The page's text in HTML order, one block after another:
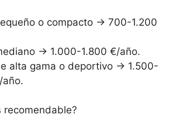
o compacto → 700-1.200
→ 1.000-1.800 €/año.
alta gama o deportivo → 1.500-
recomendable?